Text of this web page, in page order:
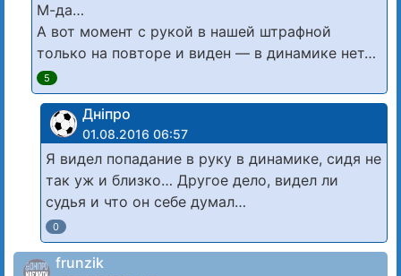
М-да…
А вот момент с рукой в нашей штрафной
только на повторе и виден — в динамике нет…
5
Дніпро
01.08.2016 06:57
Я видел попадание в руку в динамике, сидя не
так уж и близко… Другое дело, видел ли
судья и что он себе думал…
0
frunzik